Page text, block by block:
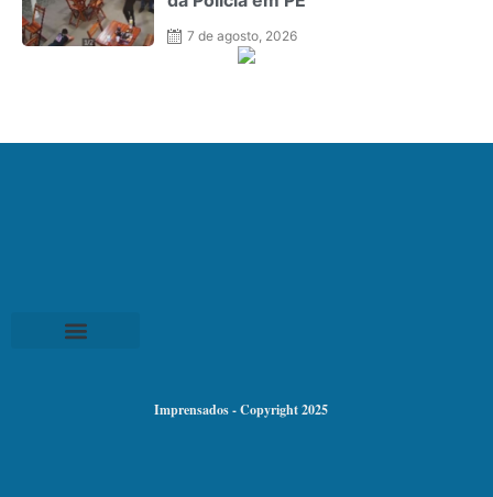
7 de agosto, 2026
Imprensados - Copyright 2025